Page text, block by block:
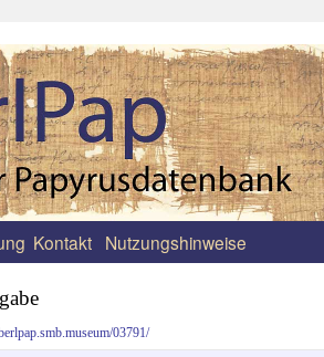
Kontakt Nutzungshinweise
03791/